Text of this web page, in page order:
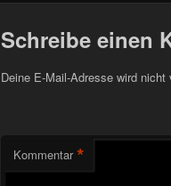
Schreibe einen
Deine E-Mail-Adresse wird nicht
Kommentar *